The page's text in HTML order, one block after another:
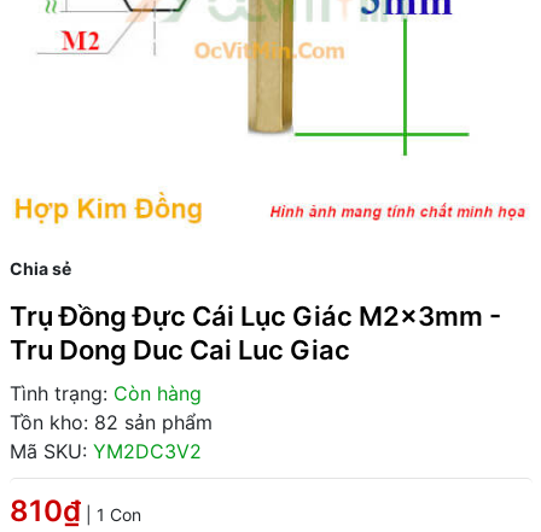
Chia sẻ
Trụ Đồng Đực Cái Lục Giác M2x3mm -
Tru Dong Duc Cai Luc Giac
Tình trạng: Còn hàng
Tồn kho: 82 sản phẩm
Mã SKU: YM2DC3V2
810₫ | 1 Con